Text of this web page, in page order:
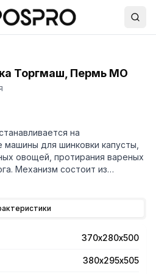
Торгмаш, Пермь МО
на
для шинковки капусты,
овощей, протирания вареных
Механизм состоит из
приспособлений:
и принадлежностей.
толщиной 2 мм
370х280х500
380х295х505